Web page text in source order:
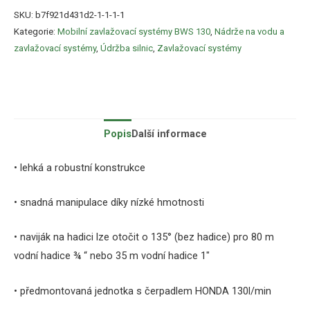
SKU: b7f921d431d2-1-1-1-1
Kategorie: Mobilní zavlažovací systémy BWS 130 Nádrže na vodu a
zavlažovací systémy, Údržba silnic Zavlažovací systémy
PopisDalší informace
• lehká a robustní konstrukce
• snadná manipulace díky nízké hmotnosti
• naviják na hadici lze otočit o 135° (bez hadice) pro 80 m
vodní hadice ¾ “ nebo 35 m vodní hadice 1″
• předmontovaná jednotka s čerpadlem HONDA 130l/min